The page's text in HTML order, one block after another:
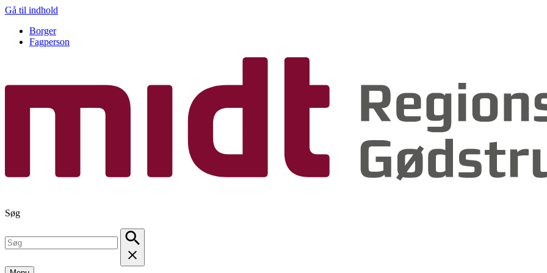
Gå til indhold
Borger
Fagperson
Søg